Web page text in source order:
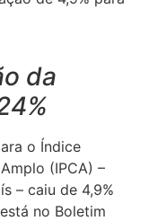
da
o Índice
(IPCA) –
– caiu de 4,9%
no Boletim